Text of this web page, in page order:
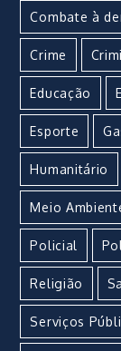
Combate à
Crime
Educação
Esporte
Humanitário
Meio
Policial
Religião
Serviços